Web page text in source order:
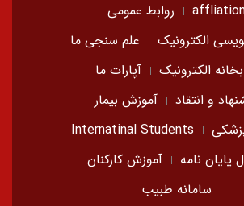
روابط عمومی
الکترونیک
علم سنجی ما
الکترونیک
آپارات ما
و انتقاد
آموزش بیمار
Internatinal Students
پایان نامه
آموزش کارکنان
سامانه طبیب